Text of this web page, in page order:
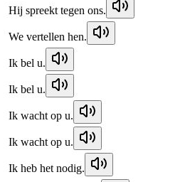
Hij spreekt tegen ons.
We vertellen hen.
Ik bel u.
Ik bel u.
Ik wacht op u.
Ik wacht op u.
Ik heb het nodig.